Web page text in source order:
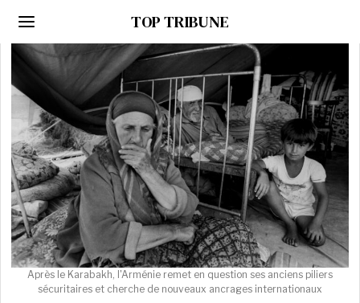
TOP TRIBUNE
Après le Karabakh, l'Arménie remet en question ses anciens piliers
sécuritaires et cherche de nouveaux ancrages internationaux